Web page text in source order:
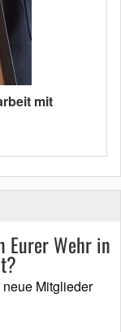
mit
Eurer Wehr in
Mitglieder